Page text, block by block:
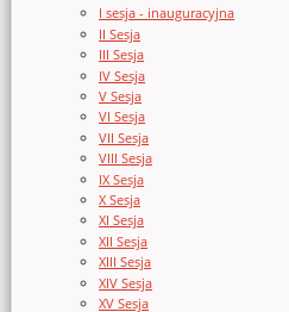
I sesja - inauguracyjna
II Sesja
III Sesja
IV Sesja
V Sesja
VI Sesja
VII Sesja
VIII Sesja
IX Sesja
X Sesja
XI Sesja
XII Sesja
XIII Sesja
XIV Sesja
XV Sesja